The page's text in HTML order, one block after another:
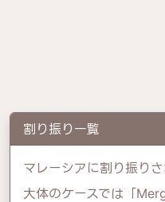
割り振り一覧
マレーシアに割り振りさ
大体のケースでは「